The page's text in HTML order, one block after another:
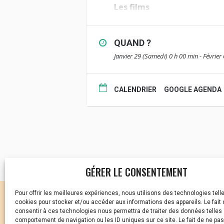
GÉRER LE CONSENTEMENT
Pour offrir les meilleures expériences, nous utilisons des technologies
cookies pour stocker et/ou accéder aux informations des appareils. Le fait
consentir à ces technologies nous permettra de traiter des données telles
comportement de navigation ou les ID uniques sur ce site. Le fait de ne
Les films
H6 de Ye Ye,
IN THE MOOD FOR LOVE de
COPYRIGHT VAN GOGH de
UN PRINTEMPS A HONG-
OPERATION DRAGON de
WHITE SNAKE de Ji Zhao et
Le Chateaubriand – Combourg
QUAND ?
Janvier 29 (Samedi) 0 h 00 min -
CALENDRIER GOOGLE AGENDA
CELLULE D’ÉCOUTE ET
Vous avez été témoin